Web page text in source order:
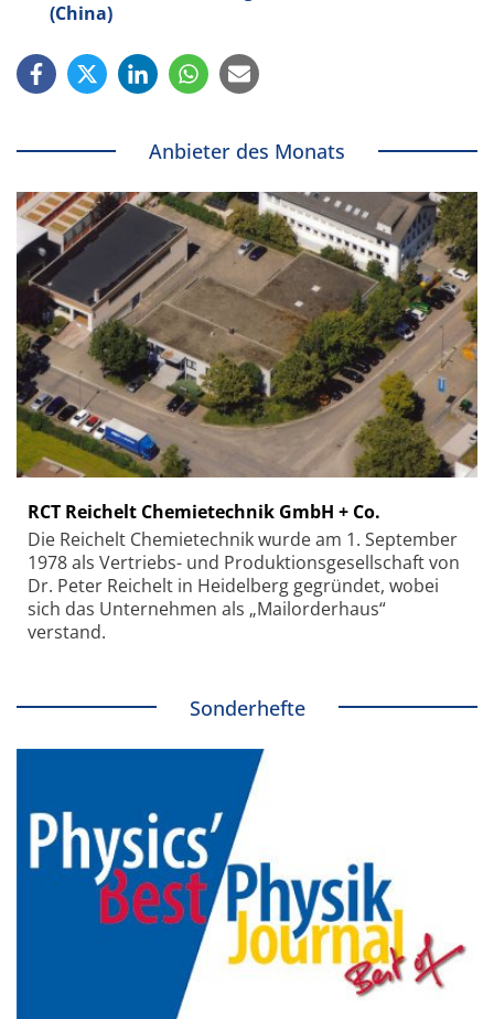
(China)
Anbieter des Monats
RCT Reichelt Chemietechnik GmbH + Co.
Die Reichelt Chemietechnik wurde am 1. September
1978 als Vertriebs- und Produktionsgesellschaft von
Dr. Peter Reichelt in Heidelberg gegründet, wobei
sich das Unternehmen als „Mailorderhaus“
verstand.
Sonderhefte